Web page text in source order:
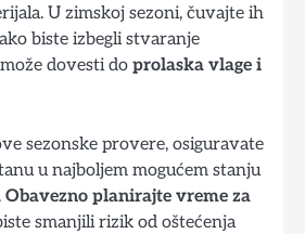
U zimskoj sezoni, čuvajte ih
biste izbegli stvaranje
dovesti do prolaska vlage i
sezonske provere, osiguravate
u najboljem mogućem stanju
Obavezno planirajte vreme za
smanjili rizik od oštećenja